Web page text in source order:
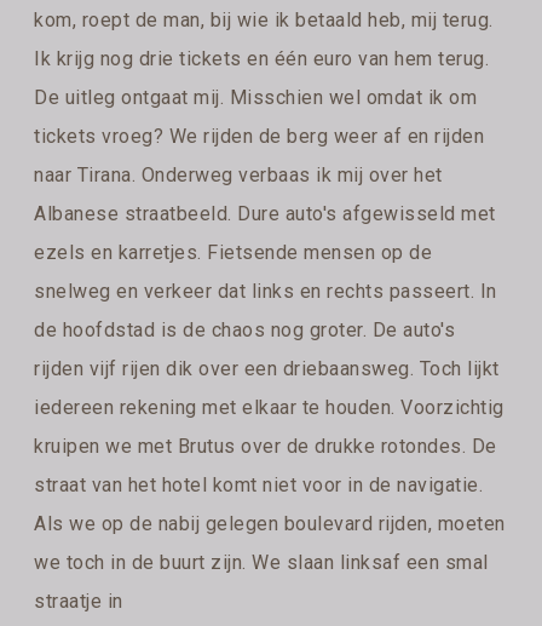
kom, roept de man, bij wie ik betaald heb, mij terug.
Ik krijg nog drie tickets en één euro van hem terug.
De uitleg ontgaat mij. Misschien wel omdat ik om
tickets vroeg? We rijden de berg weer af en rijden
naar Tirana. Onderweg verbaas ik mij over het
Albanese straatbeeld. Dure auto's afgewisseld met
ezels en karretjes. Fietsende mensen op de
snelweg en verkeer dat links en rechts passeert. In
de hoofdstad is de chaos nog groter. De auto's
rijden vijf rijen dik over een driebaansweg. Toch lijkt
iedereen rekening met elkaar te houden. Voorzichtig
kruipen we met Brutus over de drukke rotondes. De
straat van het hotel komt niet voor in de navigatie.
Als we op de nabij gelegen boulevard rijden, moeten
we toch in de buurt zijn. We slaan linksaf een smal
straatje in